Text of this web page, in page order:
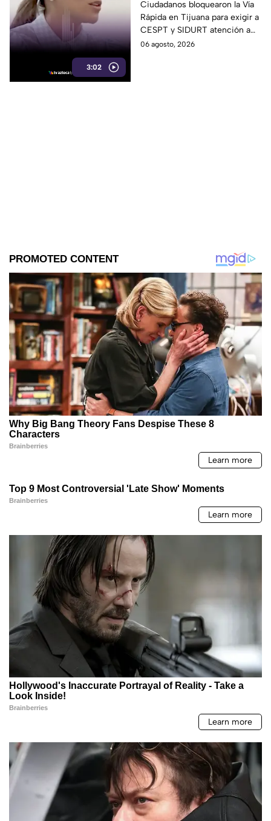
3:02
bloquean la Vía Rápida
y reclaman obras
pendientes durante
gobierno de Marina del
Ciudadanos bloquearon la Vía
Rápida en Tijuana para exigir a
CESPT y SIDURT atención a
obras de agua y pavimentación
06 agosto, 2026